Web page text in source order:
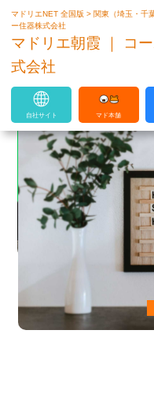
マドリエは
マドリエNET 全国版> 関東（埼玉・千
ー住器株式会社
マドリエ朝霞 ｜ コ
式会社
自社サイト マド本舗